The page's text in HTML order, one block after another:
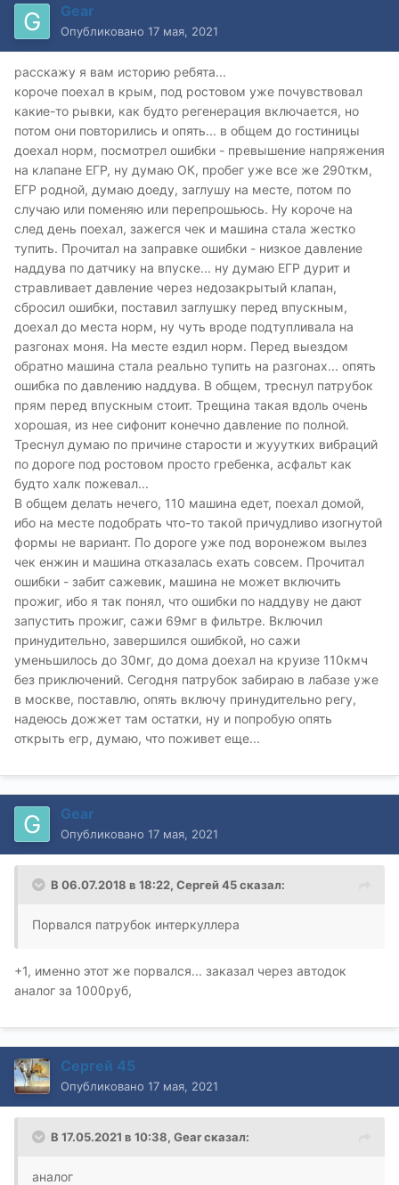
Gear
Опубликовано 17 мая, 2021
расскажу я вам историю ребята...
короче поехал в крым, под ростовом уже почувствовал
какие-то рывки, как будто регенерация включается, но
потом они повторились и опять... в общем до гостиницы
доехал норм, посмотрел ошибки - превышение напряжения
на клапане ЕГР, ну думаю ОК, пробег уже все же 290ткм,
ЕГР родной, думаю доеду, заглушу на месте, потом по
случаю или поменяю или перепрошьюсь. Ну короче на
след день поехал, зажегся чек и машина стала жестко
тупить. Прочитал на заправке ошибки - низкое давление
наддува по датчику на впуске... ну думаю ЕГР дурит и
стравливает давление через недозакрытый клапан,
сбросил ошибки, поставил заглушку перед впускным,
доехал до места норм, ну чуть вроде подтупливала на
разгонах моня. На месте ездил норм. Перед выездом
обратно машина стала реально тупить на разгонах... опять
ошибка по давлению наддува. В общем, треснул патрубок
прям перед впускным стоит. Трещина такая вдоль очень
хорошая, из нее сифонит конечно давление по полной.
Треснул думаю по причине старости и жууутких вибраций
по дороге под ростовом просто гребенка, асфальт как
будто халк пожевал...
В общем делать нечего, 110 машина едет, поехал домой,
ибо на месте подобрать что-то такой причудливо изогнутой
формы не вариант. По дороге уже под воронежом вылез
чек енжин и машина отказалась ехать совсем. Прочитал
ошибки - забит сажевик, машина не может включить
прожиг, ибо я так понял, что ошибки по наддуву не дают
запустить прожиг, сажи 69мг в фильтре. Включил
принудительно, завершился ошибкой, но сажи
уменьшилось до 30мг, до дома доехал на круизе 110кмч
без приключений. Сегодня патрубок забираю в лабазе уже
в москве, поставлю, опять включу принудительно регу,
надеюсь дожжет там остатки, ну и попробую опять
открыть егр, думаю, что поживет еще...
Gear
Опубликовано 17 мая, 2021
В 06.07.2018 в 18:22, Сергей 45сказал:
Порвался патрубок интеркуллера
+1, именно этот же порвался... заказал через автодок
аналог за 1000руб,
Сергей 45
Опубликовано 17 мая, 2021
В 17.05.2021 в 10:38, Gearсказал:
аналог